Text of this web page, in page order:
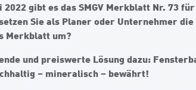
gibt es das SMGV Merkblatt Nr. 73
Sie als Planer oder Unternehmer die
Merkblatt um?
und preiswerte Lösung dazu:
– mineralisch – bewährt!